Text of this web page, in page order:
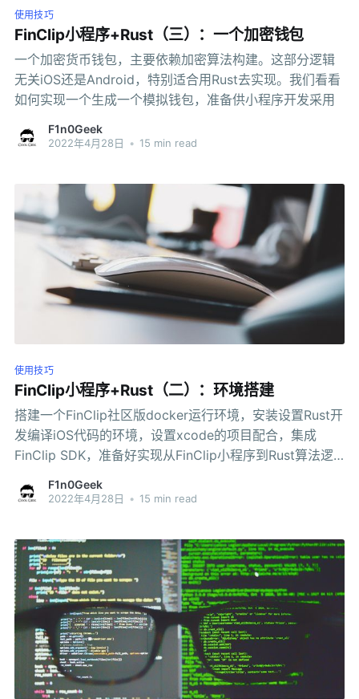
使用技巧
FinClip小程序+Rust（三）：一个加密钱包
一个加密货币钱包，主要依赖加密算法构建。这部分逻辑
无关iOS还是Android，特别适合用Rust去实现。我们看看
如何实现一个生成一个模拟钱包，准备供小程序开发采用
F1n0Geek
2022年4月28日 • 15 min read
使用技巧
FinClip小程序+Rust（二）：环境搭建
搭建一个FinClip社区版docker运行环境，安装设置Rust开
发编译iOS代码的环境，设置xcode的项目配合，集成
FinClip SDK，准备好实现从FinClip小程序到Rust算法逻
F1n0Geek
2022年4月28日 • 15 min read